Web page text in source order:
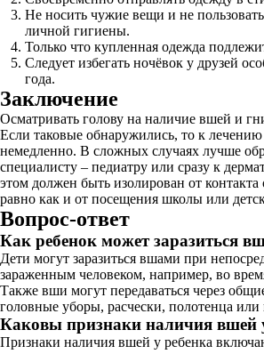
Не носить чужие вещи и не
личной гигиены.
Только что купленная одежда
Следует избегать ночёвок у друзей
года.
Заключение
Осматривать голову на наличие вшей и
Если таковые обнаружились, то к лечению
немедленно. В сложных случаях лучше
специалисту – педиатру или сразу к
этом должен быть изолирован от контакта
равно как и от посещения школы или
Вопрос-ответ
Как ребенок может заразиться
Дети могут заразиться вшами при
зараженным человеком, например, во
Также вши могут передаваться через
головные уборы, расчески, полотенца или
Каковы признаки наличия вшей
Признаки наличия вшей у ребенка